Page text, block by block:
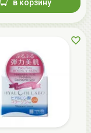
в корзину